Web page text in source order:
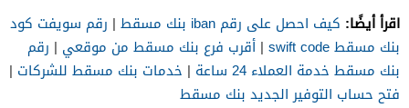
اقرأ أيضًا: كيف احصل على رقم iban بنك مسقط | رقم سويفت كود
بنك مسقط swift code
| أقرب فرع بنك مسقط من موقعي | رقم
بنك مسقط خدمة العملاء 24 ساعة
| خدمات بنك مسقط للشركات |
فتح حساب التوفير الجديد بنك مسقط